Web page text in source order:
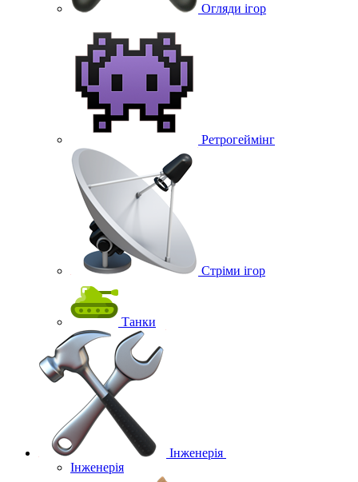
Огляди ігор
Ретрогеймінг
Стріми ігор
Танки
Інженерія
Інженерія